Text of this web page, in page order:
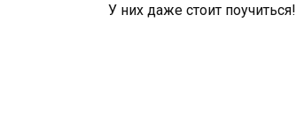
У них даже стоит поучиться!